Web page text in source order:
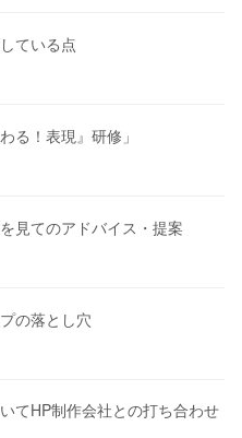
ている点
る！表現』研修」
見てのアドバイス・提案
の落とし穴
てHP制作会社との打ち合わせ